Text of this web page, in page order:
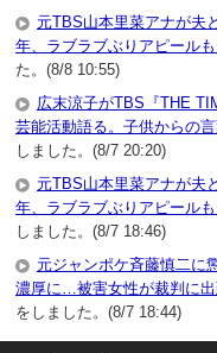
元TBS山本里菜アナが夫
年、ラブラブぶりアピール
た。(8/8 10:55)
広末涼子がTBS『THE
芸能活動語る。子供からの
しました。(8/7 20:20)
元TBS山本里菜アナが夫
年、ラブラブぶりアピール
しました。(8/7 18:46)
元ジャンポケ斉藤慎二に
濃厚に…被害女性が裁判に
をしました。(8/7 18:44)